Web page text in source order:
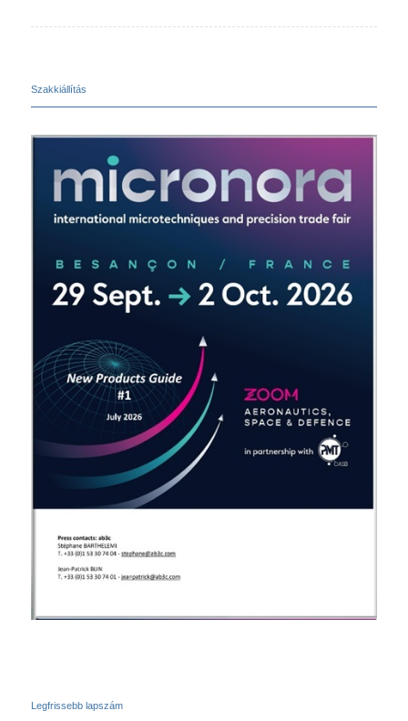
Szakkiállítás
Legfrissebb lapszám